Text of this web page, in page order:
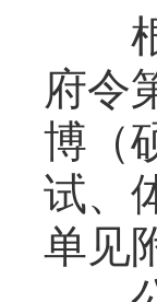
根
府令
博（
试、
单见